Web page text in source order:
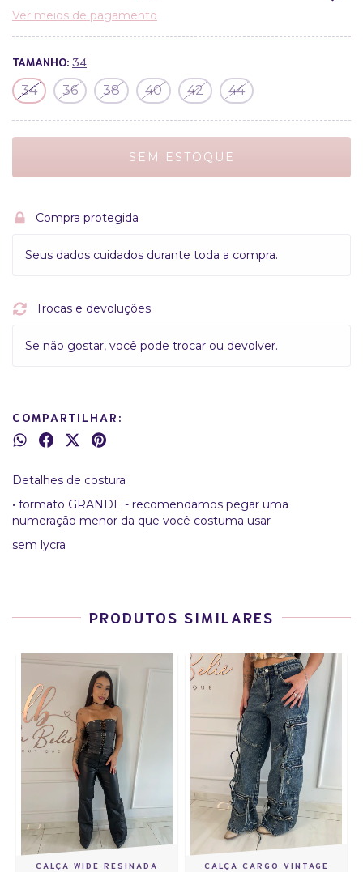
Ver meios de pagamento
TAMANHO: 34
34 36 38 40 42 44
Compra protegida
Seus dados cuidados durante toda a compra.
Trocas e devoluções
Se não gostar, você pode trocar ou devolver.
COMPARTILHAR:
Detalhes de costura
• formato GRANDE - recomendamos pegar uma
numeração menor da que você costuma usar
sem lycra
PRODUTOS SIMILARES
CALÇA WIDE RESINADA CALÇA CARGO VINTAGE